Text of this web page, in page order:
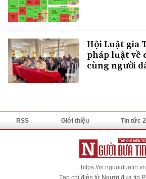
Hội Luật gia
pháp luật về
cùng người
RSS Giới thiệu Tin tức
https://m.nguoiduatin.vn
Tạp chí điện tử Người đưa tin